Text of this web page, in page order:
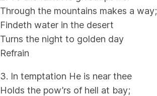
Through the mountains makes a way;
Findeth water in the desert
Turns the night to golden day
Refrain
3. In temptation He is near thee
Holds the pow’rs of hell at bay;